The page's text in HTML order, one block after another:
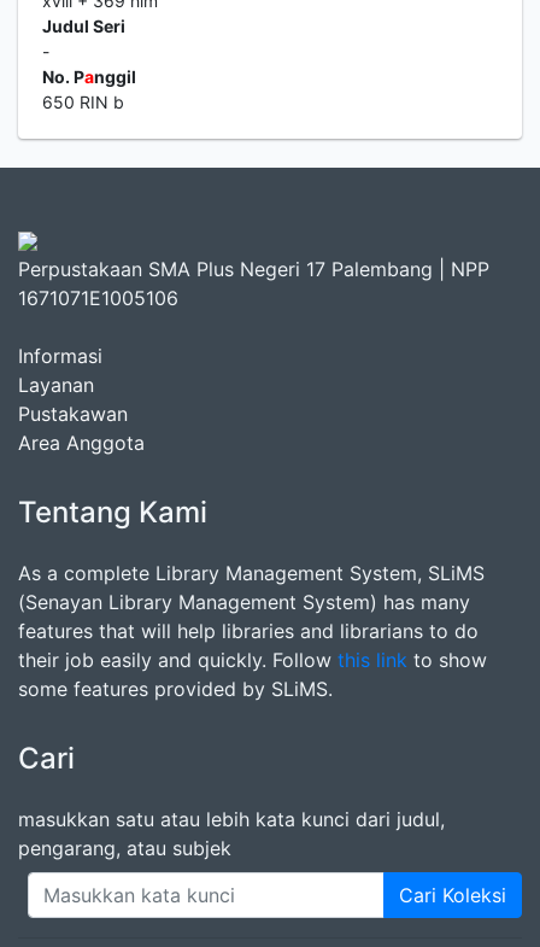
Judul Seri
-
No. Panggil
650 RIN b
Perpustakaan SMA Plus Negeri 17 Palembang | NPP
1671071E1005106
Informasi
Layanan
Pustakawan
Area Anggota
Tentang Kami
As a complete Library Management System, SLiMS
(Senayan Library Management System) has many
features that will help libraries and librarians to do
their job easily and quickly. Follow this link to show
some features provided by SLiMS.
Cari
masukkan satu atau lebih kata kunci dari judul,
pengarang, atau subjek
Cari Koleksi